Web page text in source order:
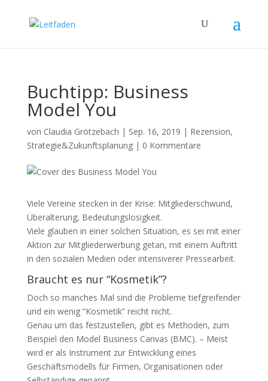
Buchtipp: Business
Model You
von Claudia Grötzebach | Sep. 16, 2019 | Rezension,
Strategie&Zukunftsplanung| 0 Kommentare
Viele Vereine stecken in der Krise: Mitgliederschwund,
Überalterung, Bedeutungslosigkeit.
Viele glauben in einer solchen Situation, es sei mit einer
Aktion zur Mitgliederwerbung getan, mit einem Auftritt
in den sozialen Medien oder intensiverer Pressearbeit.
Braucht es nur “Kosmetik”?
Doch so manches Mal sind die Probleme tiefgreifender
und ein wenig “Kosmetik” reicht nicht.
Genau um das festzustellen, gibt es Methoden, zum
Beispiel den Model Business Canvas (BMC). – Meist
wird er als Instrument zur Entwicklung eines
Geschäftsmodells für Firmen, Organisationen oder